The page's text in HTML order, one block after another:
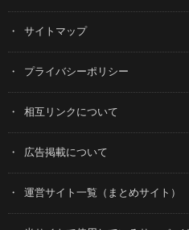
サイトマップ
プライバシーポリシー
相互リンクについて
広告掲載について
運営サイト一覧（まとめサイト）